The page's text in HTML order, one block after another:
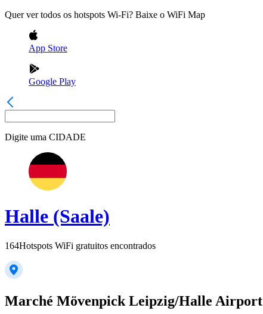
Quer ver todos os hotspots Wi-Fi? Baixe o WiFi Map
App Store
Google Play
Digite uma CIDADE
Halle (Saale)
164Hotspots WiFi gratuitos encontrados
Marché Mövenpick Leipzig/Halle Airport